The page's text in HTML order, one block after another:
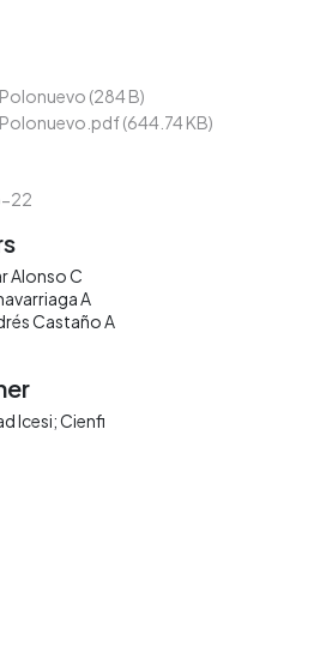
(284 B)
(644.74 KB)
22
Alonso C
A
Castaño A
Icesi; Cienfi